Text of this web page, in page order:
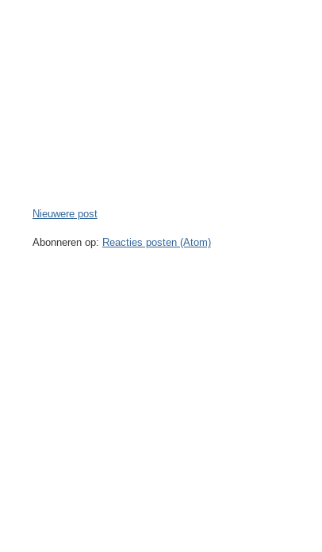
Nieuwere post
Abonneren op: Reacties posten (Atom)